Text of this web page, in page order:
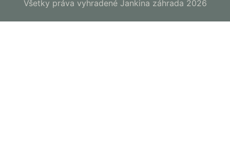
Všetky práva vyhradené Jankina záhrada 2026